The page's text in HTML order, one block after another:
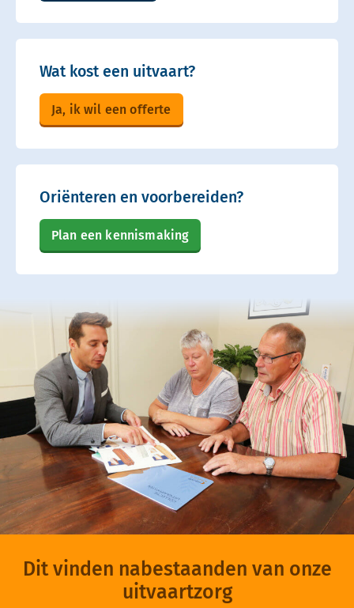
Wat kost een uitvaart?
Ja, ik wil een offerte
Oriënteren en voorbereiden?
Plan een kennismaking
Dit vinden nabestaanden van onze
uitvaartzorg